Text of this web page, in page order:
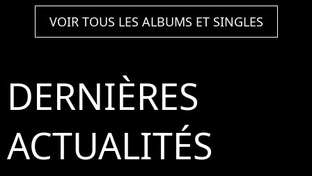
VOIR TOUS LES ALBUMS ET SINGLES
DERNIÈRES
ACTUALITÉS